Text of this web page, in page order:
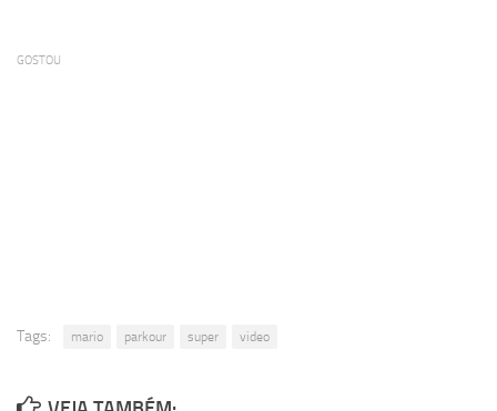
GOSTOU
Tags: mario parkour super video